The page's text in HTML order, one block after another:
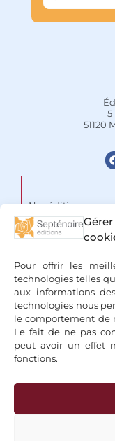
Pour offrir les
technologies telles
aux informations
technologies nous
le comportement de
Le fait de ne pas
peut avoir un effet
fonctions.
5
51120
Nos éditions
Auteurs
Espace libraires
Nous contacter
+